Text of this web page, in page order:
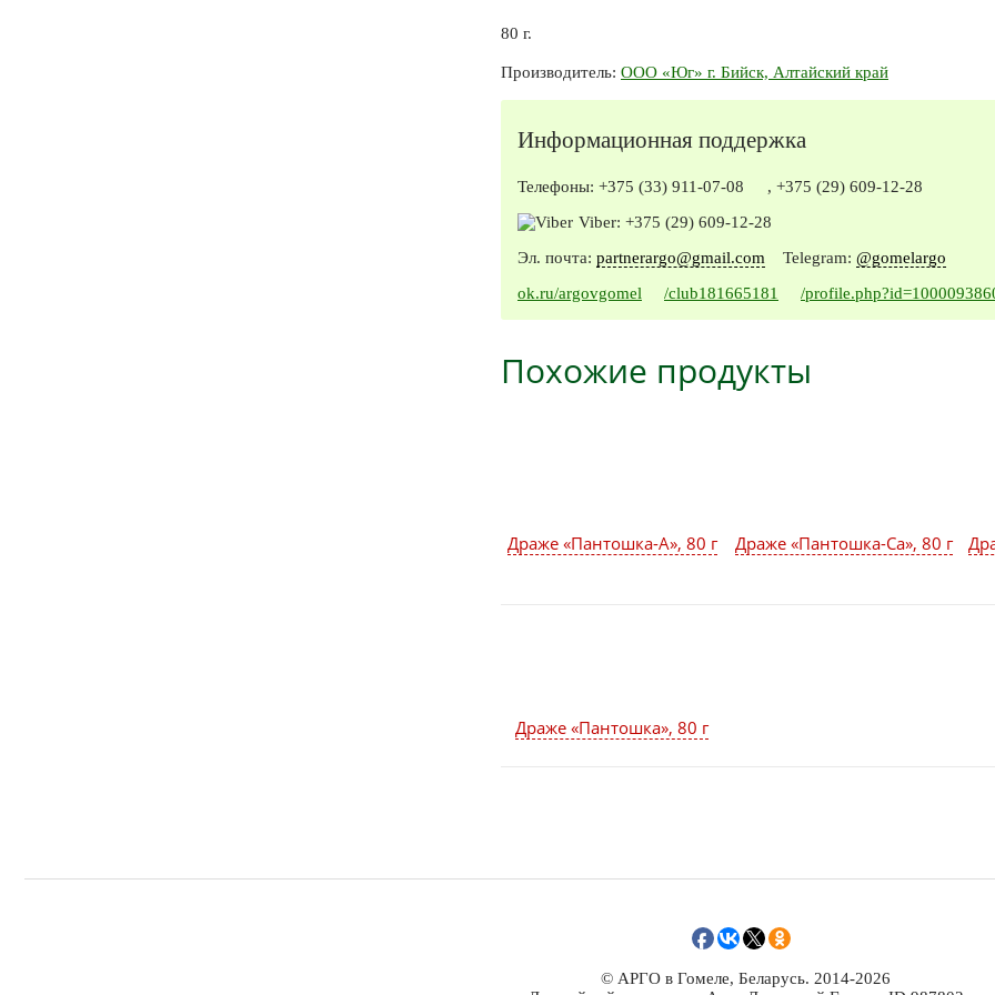
80 г.
Производитель: ООО «Юг» г. Бийск, Алтайский край
Информационная поддержка
Телефоны: +375 (33) 911-07-08 , +375 (29) 609-12-28
Viber: +375 (29) 609-12-28
Эл. почта: partnerargo@gmail.com Telegram: @gomelargo
ok.ru/argovgomel
/club181665181 /
Похожие продукты
Драже «Пантошка-A», 80 г Драже «Пантошка-Ca», 80 г
Драже «Пантошка», 80 г
© АРГО в Гомеле, Беларусь. 2014-2026